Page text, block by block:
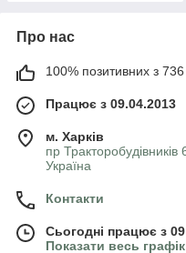
Про нас
100% позитивних з 736
Працює з 09.04.2013
м. Харків
пр Тракторобудівників
Україна
Контакти
Сьогодні працює з
Показати весь